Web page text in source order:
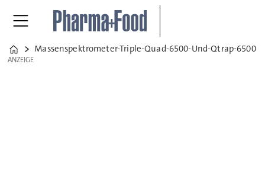
Home
Massenspektrometer-Triple-Quad-6500-Und-Qtrap-6500
ANZEIGE
ANZEIGE